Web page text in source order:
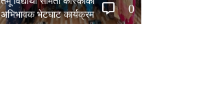
0
अभिभावक भेटघाट कार्यक्रम
सम्पन्न